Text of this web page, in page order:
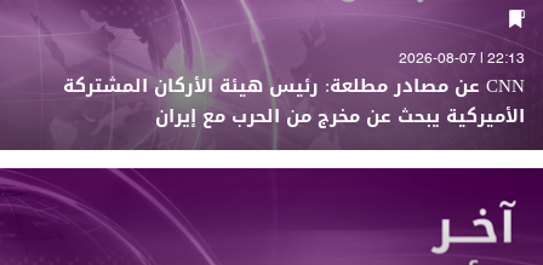
22:13 | 2026-08-07
CNN عن مصادر مطلعة: رئيس هيئة الأركان المشتركة
الأميركية يبحث عن مخرج من الحرب مع إيران